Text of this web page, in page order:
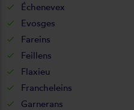
Échenevex
Evosges
Fareins
Feillens
Flaxieu
Francheleins
Garnerans